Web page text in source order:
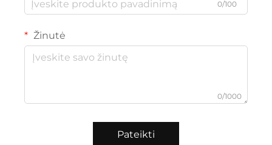
0/100
Žinutė
0/1000
Pateikti